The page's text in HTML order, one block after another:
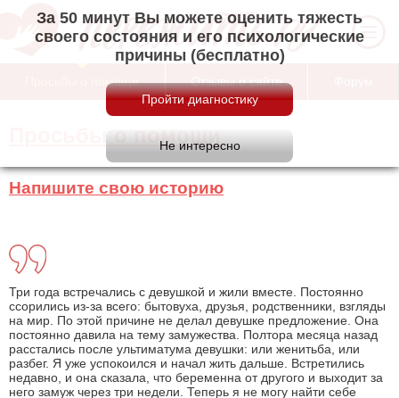
За 50 минут Вы можете оценить тяжесть
своего состояния и его психологические
причины (бесплатно)
Просьбы о помощи Отзывы о сайте
Просьбы о помощи
Напишите свою историю
Три года встречались с девушкой и жили вместе. Постоянно
ссорились из-за всего: бытовуха, друзья, родственники, взгляды
на мир. По этой причине не делал девушке предложение. Она
постоянно давила на тему замужества. Полтора месяца назад
расстались после ультиматума девушки: или женитьба, или
разбег. Я уже успокоился и начал жить дальше. Встретились
недавно, и она сказала, что беременна от другого и выходит за
него замуж через три недели. Теперь я не могу найти себе